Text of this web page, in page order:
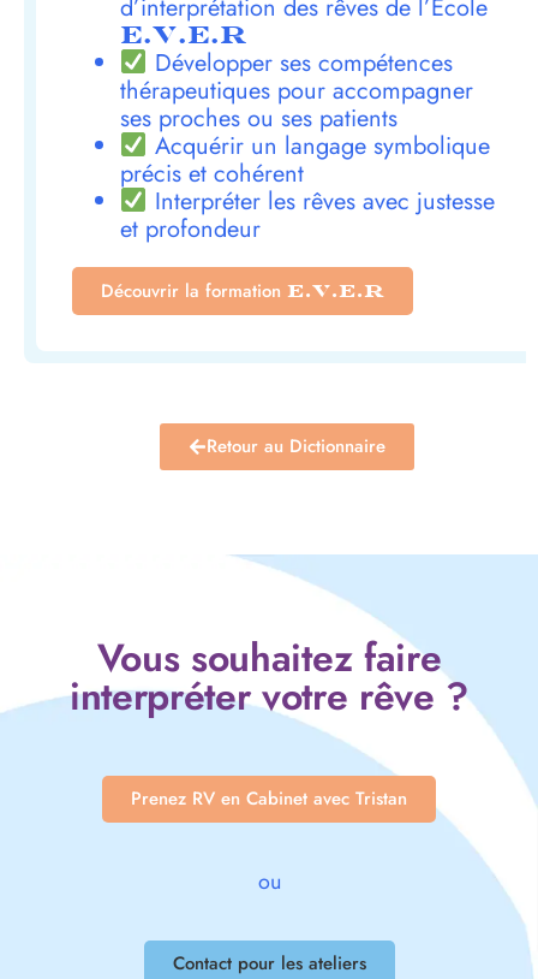
d’interprétation des rêves de l’École
E.V.E.R
Développer ses compétences
thérapeutiques pour accompagner
ses proches ou ses patients
Acquérir un langage symbolique
précis et cohérent
Interpréter les rêves avec justesse
et profondeur
Découvrir la formation E.V.E.R
Retour au Dictionnaire
Vous souhaitez faire
interpréter votre rêve ?
Prenez RV en Cabinet avec Tristan
ou
Contact pour les ateliers